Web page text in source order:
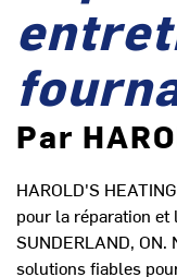
Par
HAROLD'S
pour la réparation et
SUNDERLAND,
solutions fiables